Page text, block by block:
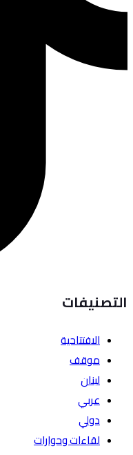
التصنيفات
الافتتاحية
موقف
لبنان
عربي
دولي
لقاءات وحوارات